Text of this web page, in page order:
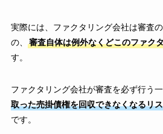
実際には、ファクタリング会社は審査
の、
審査自体は例外なくどこのファク
す。
ファクタリング会社が審査を必ず行う
取った売掛債権を回収できなくなるリ
です。